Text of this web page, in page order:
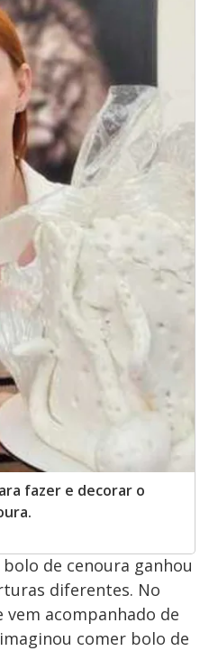
fazer e decorar o
de cenoura ganhou
diferentes. No
acompanhado de
comer bolo de